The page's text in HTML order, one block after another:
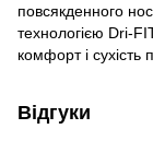
повсякденного
технологією Dri-
комфорт і сухість
Відгуки